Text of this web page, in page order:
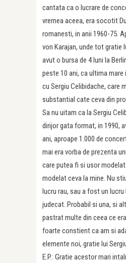
cantata ca o lucrare de
vremea aceea, era socotit
romanesti, in anii 1960-75.
von Karajan, unde tot gratie
avut o bursa de 4 luni la
peste 10 ani, ca ultima
cu Sergiu Celibidache, care
substantial cate ceva din
Sa nu uitam ca la Sergiu
dirijor gata format, in 1990,
ani, aproape 1.000 de
mai era vorba de prezenta
care putea fi si usor
modelat ceva la mine. Nu
lucru rau, sau a fost un lucru
judecat. Probabil si una, si
pastrat multe din ceea ce
foarte constient ca am si
elemente noi, gratie lui
E.P.: Gratie acestor mari